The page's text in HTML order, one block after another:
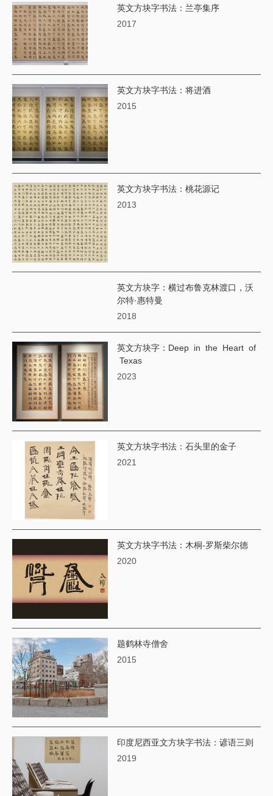
英文方块字书法：兰亭集序
2017
英文方块字书法：将进酒
2015
英文方块字书法：桃花源记
2013
英文方块字：横过布鲁克林渡口，沃
尔特·惠特曼
2018
英文方块字：Deep in the Heart of
Texas
2023
英文方块字书法：石头里的金子
2021
英文方块字书法：木桐-罗斯柴尔德
2020
题鹤林寺僧舍
2015
印度尼西亚文方块字书法：谚语三则
2019